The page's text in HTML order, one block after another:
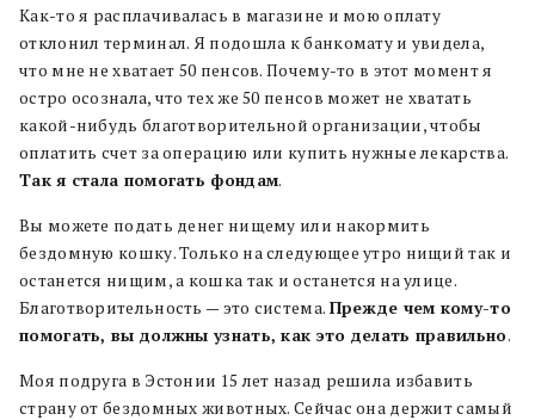
Как-то я расплачивалась в магазине и мою оплату
отклонил терминал. Я подошла к банкомату и увидела,
что мне не хватает 50 пенсов. Почему-то в этот момент я
остро осознала, что тех же 50 пенсов может не хватать
какой-нибудь благотворительной организации, чтобы
оплатить счет за операцию или купить нужные лекарства.
Так я стала помогать фондам.
Вы можете подать денег нищему или накормить
бездомную кошку. Только на следующее утро нищий так и
останется нищим, а кошка так и останется на улице.
Благотворительность — это система. Прежде чем кому-то
помогать, вы должны узнать, как это делать правильно.
Моя подруга в Эстонии 15 лет назад решила избавить
страну от бездомных животных. Сейчас она держит самый